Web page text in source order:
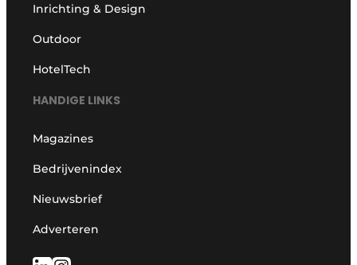
Inrichting & Design
Outdoor
HotelTech
HANDIGE LINKS
Magazines
Bedrijvenindex
Nieuwsbrief
Adverteren